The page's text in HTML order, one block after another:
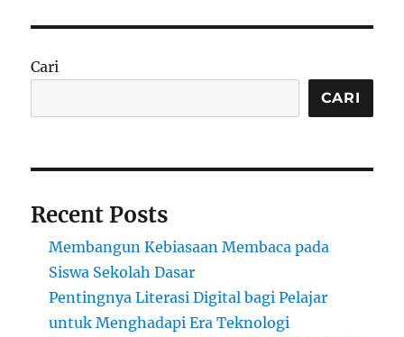
Semangat
Anak
Cari
CARI
Recent Posts
Membangun Kebiasaan Membaca pada
Siswa Sekolah Dasar
Pentingnya Literasi Digital bagi Pelajar
untuk Menghadapi Era Teknologi